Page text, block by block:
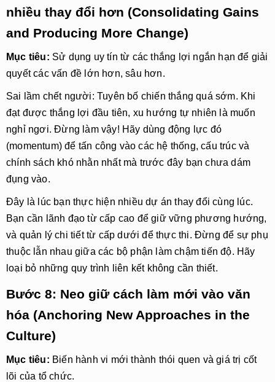
nhiều thay đổi hơn (Consolidating Gains
and Producing More Change)
Mục tiêu: Sử dụng uy tín từ các thắng lợi ngắn hạn để giải
quyết các vấn đề lớn hơn, sâu hơn.
Sai lầm chết người: Tuyên bố chiến thắng quá sớm. Khi
đạt được thắng lợi đầu tiên, xu hướng tự nhiên là muốn
nghỉ ngơi. Đừng làm vậy! Hãy dùng động lực đó
(momentum) để tấn công vào các hệ thống, cấu trúc và
chính sách khó nhằn nhất mà trước đây bạn chưa dám
đụng vào.
Đây là lúc bạn thực hiện nhiều dự án thay đổi cùng lúc.
Bạn cần lãnh đạo từ cấp cao để giữ vững phương hướng,
và quản lý chi tiết từ cấp dưới để thực thi. Đừng để sự phụ
thuộc lẫn nhau giữa các bộ phận làm chậm tiến độ. Hãy
loại bỏ những quy trình liên kết không cần thiết.
Bước 8: Neo giữ cách làm mới vào văn
hóa (Anchoring New Approaches in the
Culture)
Mục tiêu: Biến hành vi mới thành thói quen và giá trị cốt
lõi của tổ chức.